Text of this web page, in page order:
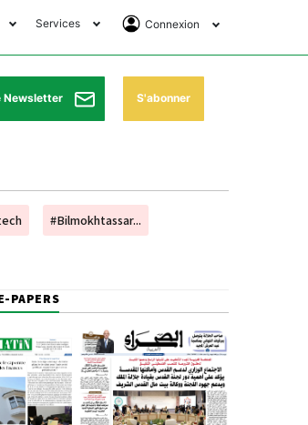
Services
de prières
de garde
TV
Connexion
Se Connecter
Abonnement
Newsletter S'abonner
#Bilmokhtassar...
PAPERS